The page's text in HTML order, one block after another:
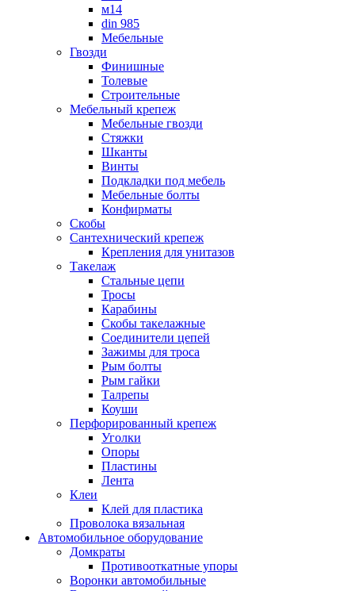
м14
din 985
Мебельные
Гвозди
Финишные
Толевые
Строительные
Мебельный крепеж
Мебельные гвозди
Стяжки
Шканты
Винты
Подкладки под мебель
Мебельные болты
Конфирматы
Скобы
Сантехнический крепеж
Крепления для унитазов
Такелаж
Стальные цепи
Тросы
Карабины
Скобы такелажные
Соединители цепей
Зажимы для троса
Рым болты
Рым гайки
Талрепы
Коуши
Перфорированный крепеж
Уголки
Опоры
Пластины
Лента
Клеи
Клей для пластика
Проволока вязальная
Автомобильное оборудование
Домкраты
Противооткатные упоры
Воронки автомобильные